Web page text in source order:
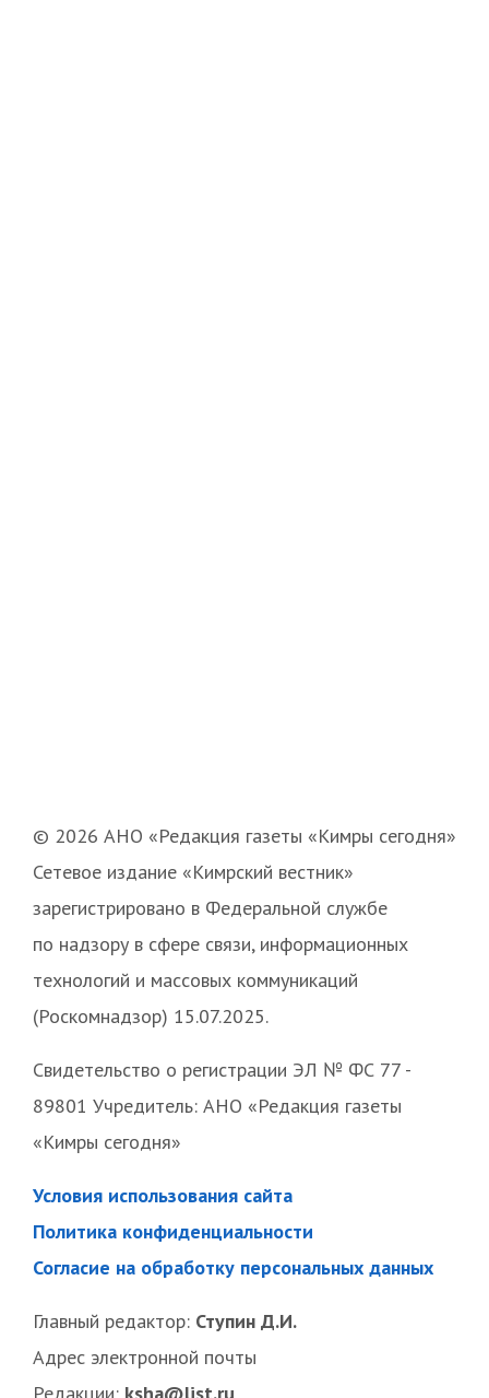
© 2026 АНО «Редакция газеты «Кимры сегодня»
Сетевое издание «Кимрский вестник»
зарегистрировано в Федеральной службе
по надзору в сфере связи, информационных
технологий и массовых коммуникаций
(Роскомнадзор) 15.07.2025.
Свидетельство о регистрации ЭЛ № ФС 77 -
89801 Учредитель: АНО «Редакция газеты
«Кимры сегодня»
Условия использования сайта
Политика конфиденциальности
Согласие на обработку персональных данных
Главный редактор: Ступин Д.И.
Адрес электронной почты